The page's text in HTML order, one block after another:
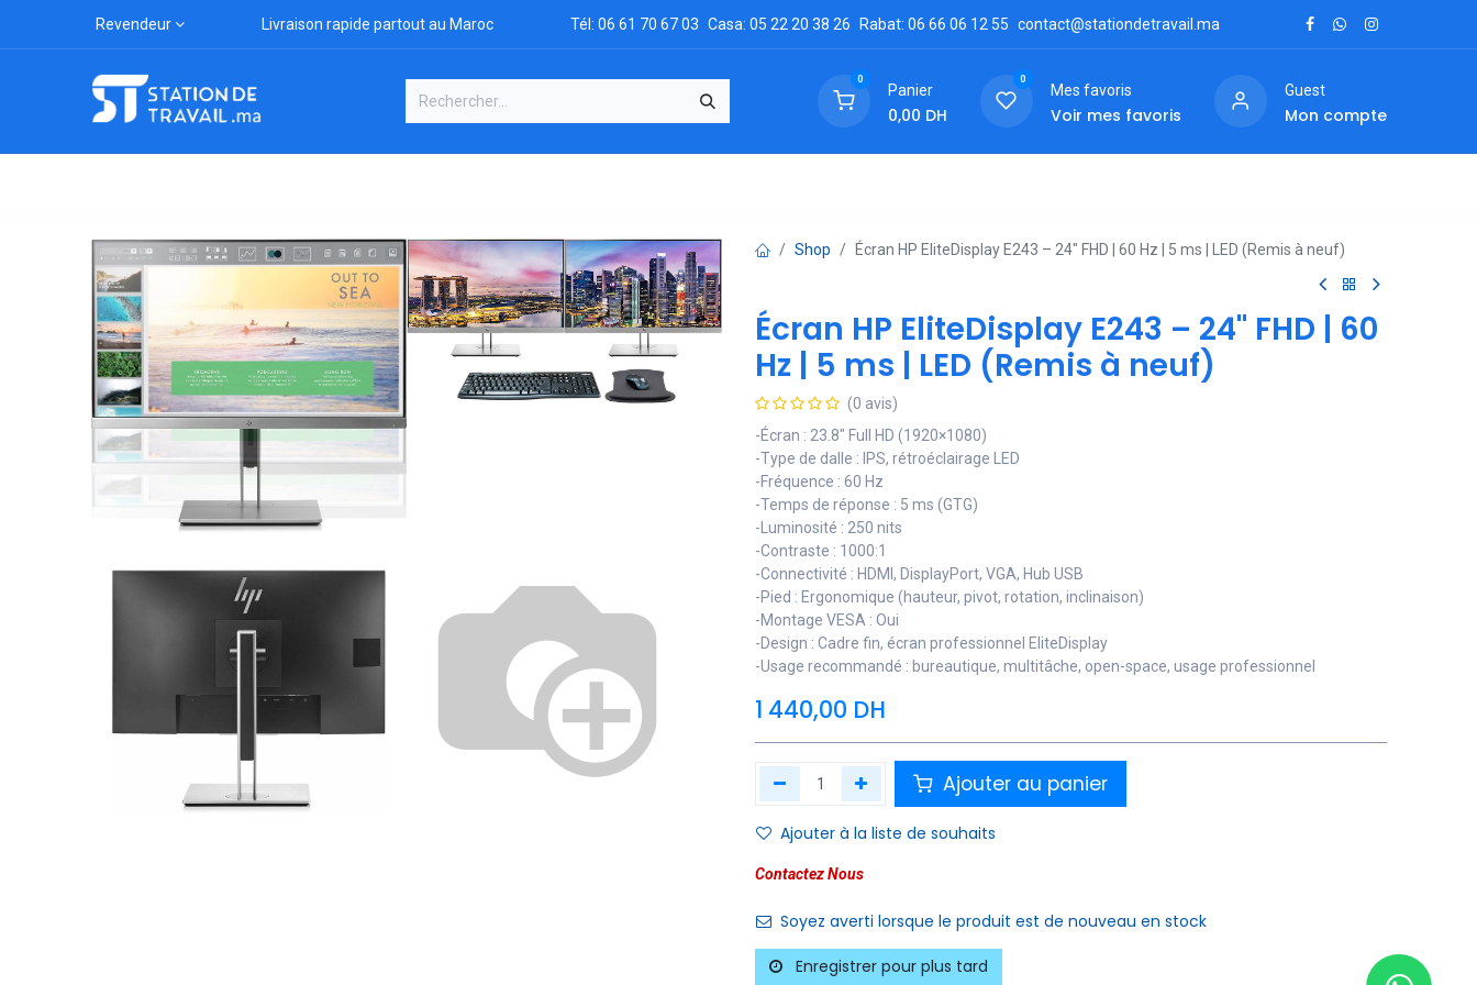
Revendeur Livraison rapide partout au Maroc Tél: 06 61 70 67 03 Casa: 05 22 20 38 26 Rabat: 06 66 06 12 55 contact@stationdetravail.ma
0
Panier
0,00 DH
0
Mes favoris
Voir mes favoris
Guest
Mon compte
Shop Écran HP EliteDisplay E243 – 24" FHD | 60 Hz | 5 ms | LED (Remis à neuf)
Écran HP EliteDisplay E243 – 24" FHD | 60
Hz | 5 ms | LED (Remis à neuf)
(0 avis)
-Écran : 23.8" Full HD (1920×1080)
-Type de dalle : IPS, rétroéclairage LED
-Fréquence : 60 Hz
-Temps de réponse : 5 ms (GTG)
-Luminosité : 250 nits
-Contraste : 1000:1
-Connectivité : HDMI, DisplayPort, VGA, Hub USB
-Pied : Ergonomique (hauteur, pivot, rotation, inclinaison)
-Montage VESA : Oui
-Design : Cadre fin, écran professionnel EliteDisplay
-Usage recommandé : bureautique, multitâche, open-space, usage professionnel
1 440,00 DH
Ajouter au panier
Ajouter à la liste de souhaits
Contactez Nous
Soyez averti lorsque le produit est de nouveau en stock
Enregistrer pour plus tard